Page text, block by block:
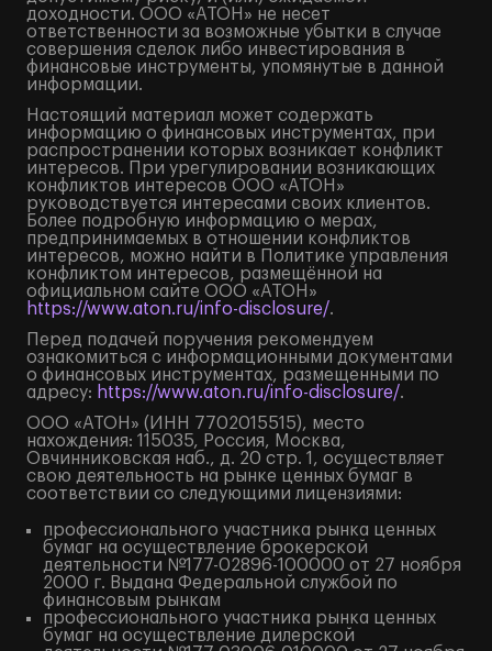
доходности. ООО «АТОН» не несет
ответственности за возможные убытки в случае
совершения сделок либо инвестирования в
финансовые инструменты, упомянутые в данной
информации.
Настоящий материал может содержать
информацию о финансовых инструментах, при
распространении которых возникает конфликт
интересов. При урегулировании возникающих
конфликтов интересов ООО «АТОН»
руководствуется интересами своих клиентов.
Более подробную информацию о мерах,
предпринимаемых в отношении конфликтов
интересов, можно найти в Политике управления
конфликтом интересов, размещённой на
официальном сайте ООО «АТОН»
https://www.aton.ru/info-disclosure/.
Перед подачей поручения рекомендуем
ознакомиться с информационными документами
о финансовых инструментах, размещенными по
адресу: https://www.aton.ru/info-disclosure/.
ООО «АТОН» (ИНН 7702015515), место
нахождения: 115035, Россия, Москва,
Овчинниковская наб., д. 20 стр. 1, осуществляет
свою деятельность на рынке ценных бумаг в
соответствии со следующими лицензиями:
профессионального участника рынка ценных
бумаг на осуществление брокерской
деятельности №177-02896-100000 от 27 ноября
2000 г. Выдана Федеральной службой по
финансовым рынкам
профессионального участника рынка ценных
бумаг на осуществление дилерской